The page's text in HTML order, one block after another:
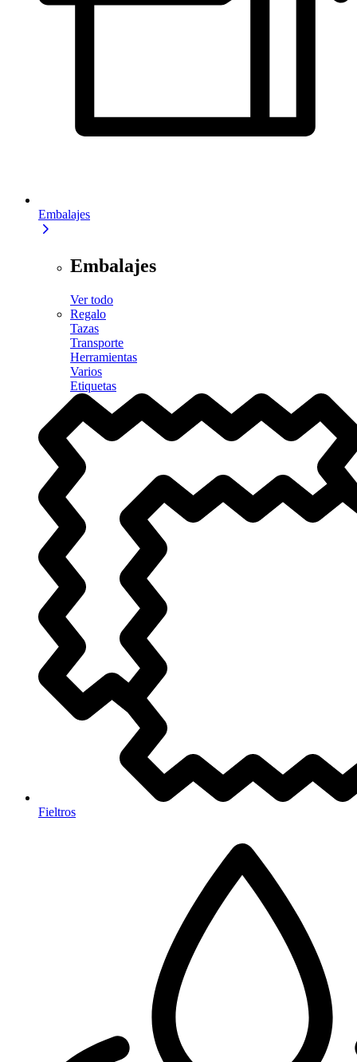
Embalajes
Embalajes
Ver todo
Regalo
Tazas
Transporte
Herramientas
Varios
Etiquetas
Fieltros